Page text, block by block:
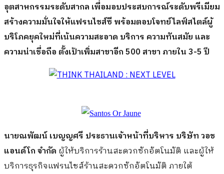
อุตสาหกรรมระดับสากล เพื่อมอบประสบการณ์ระดับพรีเมียม
สร้างความมั่นใจให้แฟรนไชส์ซี พร้อมตอบโจทย์ไลฟ์สไตล์ผู้
บริโภคยุคใหม่ที่เน้นความสะอาด บริการ ความทันสมัย และ
ความน่าเชื่อถือ ตั้งเป้าเพิ่มสาขาอีก 500 สาขา ภายใน 3-5 ปี
นายณพัฒน์ เบญญศรี ประธานเจ้าหน้าที่บริหาร บริษัท วอช
แอนด์โก จำกัด ผู้ให้บริการร้านสะดวกซักอัตโนมัติ และผู้ให้
บริการธุรกิจแฟรนไชส์ร้านสะดวกซักอัตโนมัติ ภายใต้